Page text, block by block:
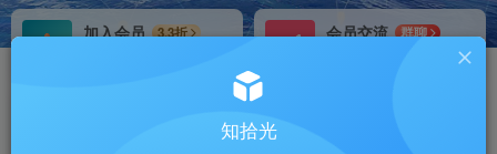
加入会员
3.3折
会员交流
群聊
知拾光